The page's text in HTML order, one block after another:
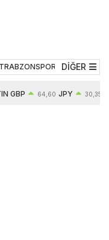
TRABZONSPOR TEKNOLOJİ
DİĞER
GBP 64,60 JPY 30,35